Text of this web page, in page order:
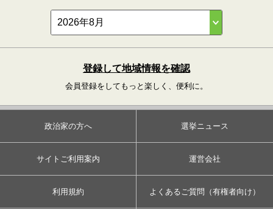
登録して地域情報を確認
会員登録をしてもっと楽しく、便利に。
政治家の方へ 選挙ニュース
サイトご利用案内 運営会社
利用規約 よくあるご質問（有権者向け）